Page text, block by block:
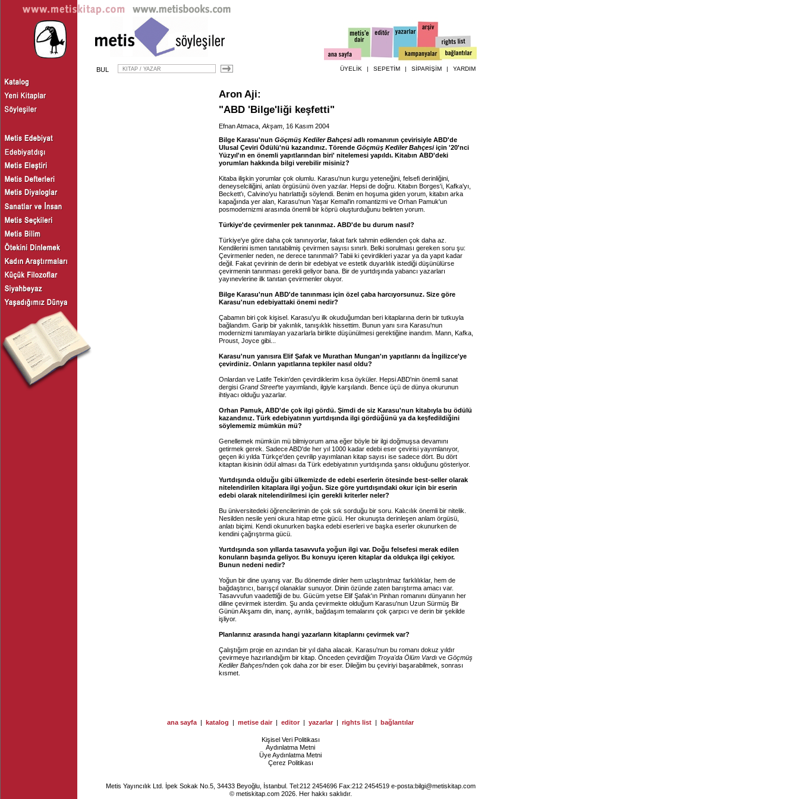
BUL ÜYELİK | SEPETİM | SİPARİŞİM | YARDIM
Aron Aji:
"ABD 'Bilge'liği keşfetti"
Efnan Atmaca, Akşam , 16 Kasım 2004
Bilge Karasu'nun Göçmüş Kediler Bahçesiadlı romanının çevirisiyle ABD'de
Ulusal Çeviri Ödülü'nü kazandınız. Törende Göçmüş Kediler Bahçesiiçin '20'nci
Yüzyıl'ın en önemli yapıtlarından biri' nitelemesi yapıldı. Kitabın ABD'deki
yorumları hakkında bilgi verebilir misiniz?
Kitaba ilişkin yorumlar çok olumlu. Karasu'nun kurgu yeteneğini, felsefi derinliğini,
deneyselciliğini, anlatı örgüsünü öven yazılar. Hepsi de doğru. Kitabın Borges'i, Kafka'yı,
Beckett'ı, Calvino'yu hatırlattığı söylendi. Benim en hoşuma giden yorum, kitabın arka
kapağında yer alan, Karasu'nun Yaşar Kemal'in romantizmi ve Orhan Pamuk'un
posmodernizmi arasında önemli bir köprü oluşturduğunu belirten yorum.
Türkiye'de çevirmenler pek tanınmaz. ABD'de bu durum nasıl?
Türkiye'ye göre daha çok tanınıyorlar, fakat fark tahmin edilenden çok daha az.
Kendilerini ismen tanıtabilmiş çevirmen sayısı sınırlı. Belki sorulması gereken soru şu:
Çevirmenler neden, ne derece tanınmalı? Tabii ki çevirdikleri yazar ya da yapıt kadar
değil. Fakat çevirinin de derin bir edebiyat ve estetik duyarlılık istediği düşünülürse
çevirmenin tanınması gerekli geliyor bana. Bir de yurtdışında yabancı yazarları
yayınevlerine ilk tanıtan çevirmenler oluyor.
Bilge Karasu'nun ABD'de tanınması için özel çaba harcıyorsunuz. Size göre
Karasu'nun edebiyattaki önemi nedir?
Çabamın biri çok kişisel. Karasu'yu ilk okuduğumdan beri kitaplarına derin bir tutkuyla
bağlandım. Garip bir yakınlık, tanışıklık hissettim. Bunun yanı sıra Karasu'nun
modernizmi tanımlayan yazarlarla birlikte düşünülmesi gerektiğine inandım. Mann, Kafka,
Proust, Joyce gibi...
Karasu'nun yanısıra Elif Şafak ve Murathan Mungan'ın yapıtlarını da İngilizce'ye
çevirdiniz. Onların yapıtlarına tepkiler nasıl oldu?
Onlardan ve Latife Tekin'den çevirdiklerim kısa öyküler. Hepsi ABD'nin önemli sanat
dergisi Grand Street'te yayımlandı, ilgiyle karşılandı. Bence üçü de dünya okurunun
ihtiyacı olduğu yazarlar.
Orhan Pamuk, ABD'de çok ilgi gördü. Şimdi de siz Karasu'nun kitabıyla bu ödülü
kazandınız. Türk edebiyatının yurtdışında ilgi gördüğünü ya da keşfedildiğini
söylememiz mümkün mü?
Genellemek mümkün mü bilmiyorum ama eğer böyle bir ilgi doğmuşsa devamını
getirmek gerek. Sadece ABD'de her yıl 1000 kadar edebi eser çevirisi yayımlanıyor,
geçen iki yılda Türkçe'den çevrilip yayımlanan kitap sayısı ise sadece dört. Bu dört
kitaptan ikisinin ödül alması da Türk edebiyatının yurtdışında şansı olduğunu gösteriyor.
Yurtdışında olduğu gibi ülkemizde de edebi eserlerin ötesinde best-seller olarak
nitelendirilen kitaplara ilgi yoğun. Size göre yurtdışındaki okur için bir eserin
edebi olarak nitelendirilmesi için gerekli kriterler neler?
Bu üniversitedeki öğrencilerimin de çok sık sorduğu bir soru. Kalıcılık önemli bir nitelik.
Nesilden nesile yeni okura hitap etme gücü. Her okunuşta derinleşen anlam örgüsü,
anlatı biçimi. Kendi okunurken başka edebi eserleri ve başka eserler okunurken de
kendini çağrıştırma gücü.
Yurtdışında son yıllarda tasavvufa yoğun ilgi var. Doğu felsefesi merak edilen
konuların başında geliyor. Bu konuyu içeren kitaplar da oldukça ilgi çekiyor.
Bunun nedeni nedir?
Yoğun bir dine uyanış var. Bu dönemde dinler hem uzlaştırılmaz farklılıklar, hem de
bağdaştırıcı, barışçıl olanaklar sunuyor. Dinin özünde zaten barıştırma amacı var.
Tasavvufun vaadettiği de bu. Gücüm yetse Elif Şafak'ın Pinhan romanını dünyanın her
diline çevirmek isterdim. Şu anda çevirmekte olduğum Karasu'nun Uzun Sürmüş Bir
Günün Akşamı din, inanç, ayrılık, bağdaşım temalarını çok çarpıcı ve derin bir şekilde
işliyor.
Planlarınız arasında hangi yazarların kitaplarını çevirmek var?
Çalıştığım proje en azından bir yıl daha alacak. Karasu'nun bu romanı dokuz yıldır
çevirmeye hazırlandığım bir kitap. Önceden çevirdiğim Troya'da Ölüm Vardı ve Göçmüş
Kediler Bahçesi'nden çok daha zor bir eser. Dileğim bu çeviriyi başarabilmek, sonrası
kısmet.
ana sayfa | katalog | metise dair | editor | yazarlar | rights list | bağlantılar
Kişisel Veri Politikası
Aydınlatma Metni
Üye Aydınlatma Metni
Çerez Politikası
Metis Yayıncılık Ltd. İpek Sokak No.5, 34433 Beyoğlu, İstanbul. Tel:212 2454696 Fax:212 2454519 e-posta:bilgi@metiskitap.com
© metiskitap.com 2026. Her hakkı saklıdır.